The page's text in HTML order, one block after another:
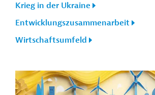
Krieg in der Ukraine
Entwicklungszusammenarbeit
Wirtschaftsumfeld